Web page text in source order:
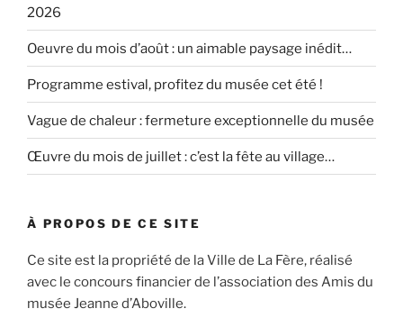
2026
Oeuvre du mois d’août : un aimable paysage inédit…
Programme estival, profitez du musée cet été !
Vague de chaleur : fermeture exceptionnelle du musée
Œuvre du mois de juillet : c’est la fête au village…
À PROPOS DE CE SITE
Ce site est la propriété de la Ville de La Fère, réalisé
avec le concours financier de l’association des Amis du
musée Jeanne d’Aboville.